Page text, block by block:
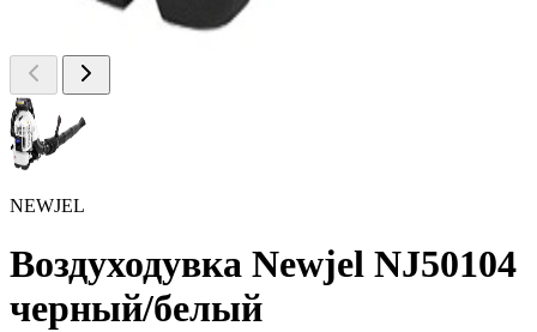
NEWJEL
Воздуходувка Newjel NJ50104
черный/белый